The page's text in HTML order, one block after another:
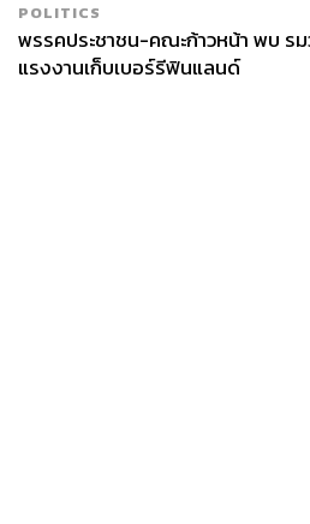
POLITICS
พรรคประชาชน-คณะก้าวหน้า พบ ร
แรงงานเก็บเบอร์รีฟินแลนด์